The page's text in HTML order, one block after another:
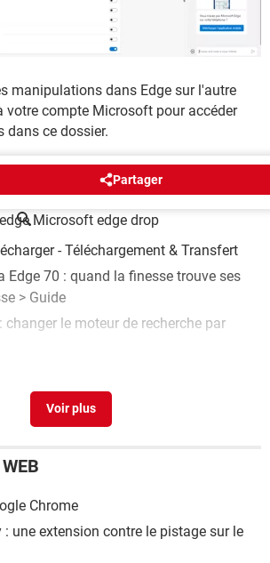
manipulations dans Edge sur l'autre
votre compte Microsoft pour accéder
dans ce dossier.
Partager
Microsoft edge drop
- Téléchargement & Transfert
Edge 70 : quand la finesse trouve ses
> Guide
changer le moteur de recherche par
Edge : le supprimer facilement
Chrome
: une extension contre le pistage sur le